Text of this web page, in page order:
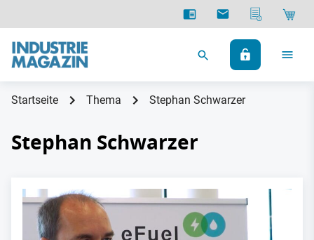
Startseite Thema Stephan Schwarzer
Stephan Schwarzer